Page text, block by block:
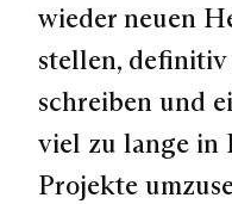
wieder neuen
stellen,
schreiben und
viel zu lange in
Projekte